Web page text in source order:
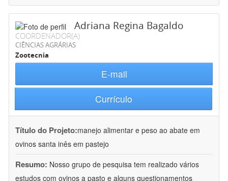
Adriana Regina Bagaldo
COORDENADOR(A)
CIÊNCIAS AGRÁRIAS
Zootecnia
E-mail
Currículo
Título do Projeto:manejo alimentar e peso ao abate em
ovinos santa inês em pastejo
Resumo: Nosso grupo de pesquisa tem realizado vários
estudos com ovinos a pasto e alguns questionamentos